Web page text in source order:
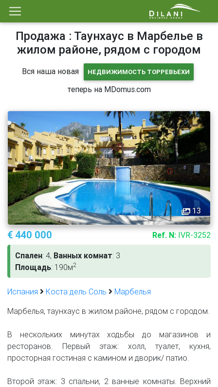
Продажа : Таунхаус в Марбелье в
жилом районе, рядом с городом
Вся наша новая НЕДВИЖИМОСТЬ ТОРРЕВЬЕХИ
теперь на MDomus.com
13
€ 440 000 Ref. N: IVR-3252
Спален: 4, Ванных комнат: 3
Площадь: 190м2
Испания Коста дель Соль
Марбелья
Марбелья, таунхаус в жилом районе, рядом с городом.
В нескольких минутах ходьбы до магазинов и
ресторанов. Первый этаж: холл, туалет, кухня,
просторная гостиная с камином и дворик/ патио.
Второй этаж: 3 спальни, 2 ванные комнаты. Верхний